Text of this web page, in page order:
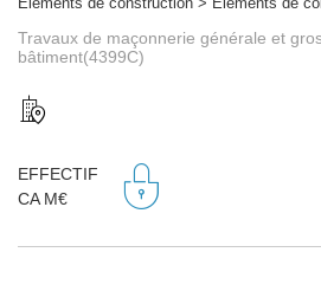
Travaux de maçonnerie générale et
bâtiment(4399C)
EFFECTIF
CA M€